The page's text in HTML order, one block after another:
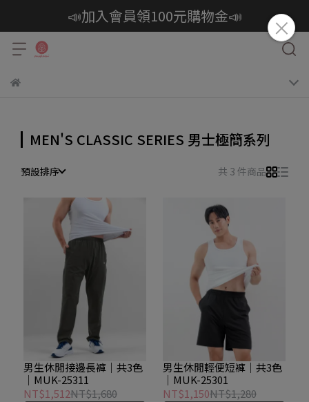
📣加入會員領100元購物金📣
MEN'S CLASSIC SERIES 男士極簡系列
預設排序 共 3 件商品
男生休閒接邊長褲｜共3色
｜MUK-25311
NT$1,512NT$1,680
男生休閒輕便短褲｜共3色
｜MUK-25301
NT$1,150NT$1,280